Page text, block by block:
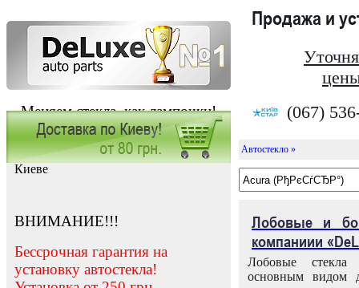
Меняем стекла, как лампочки!
Продажа и
(067)
Заказать установку автостекла в
Киеве
ВНИМАНИЕ!!!
Бессрочная гарантия на
установку автостекла!
Автостекло »
Лобовые и
компаниии
Лобовые
основным видом